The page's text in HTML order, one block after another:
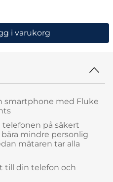
376 FC Strömtång
i varukorg
smartphone med Fluke
telefonen på säkert
mindre personlig
mätaren tar alla
till din telefon och